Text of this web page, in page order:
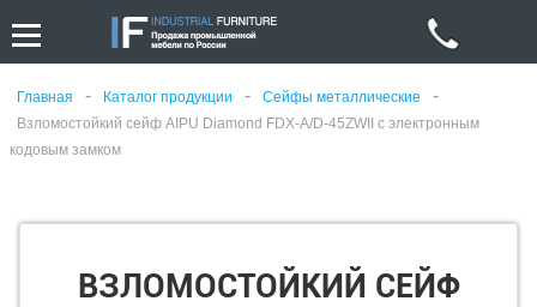
Главная - Каталог продукции - Сейфы металлические -
Взломостойкий сейф AIPU Diamond FDX-A/D-45ZWII с электронным
кодовым замком
ВЗЛОМОСТОЙКИЙ СЕЙФ